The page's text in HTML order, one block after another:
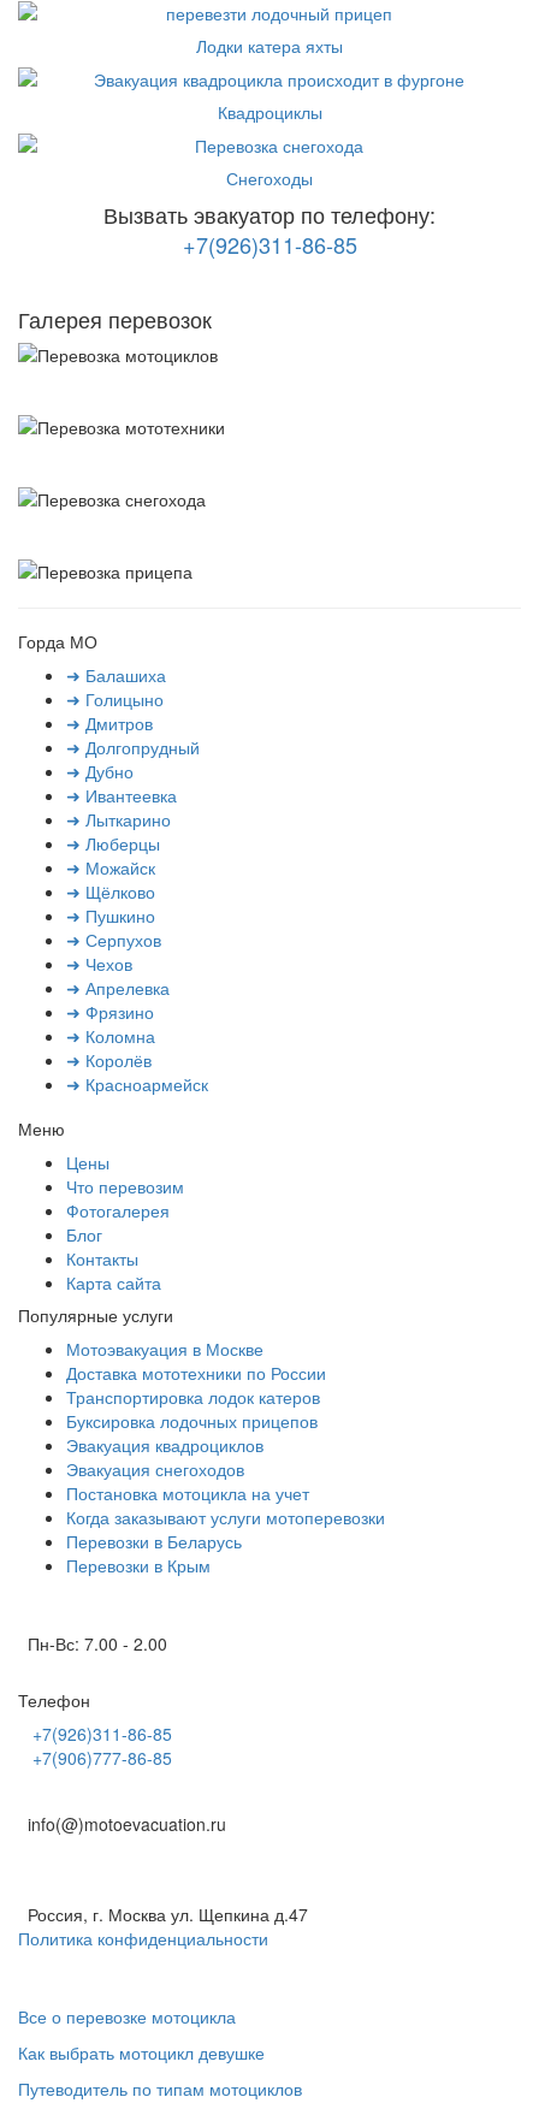
Лодки катера яхты
Квадроциклы
Снегоходы
Вызвать эвакуатор по телефону:
+7(926)311-86-85
Галерея перевозок
Горда МО
➜ Балашиха
➜ Голицыно
➜ Дмитров
➜ Долгопрудный
➜ Дубно
➜ Ивантеевка
➜ Лыткарино
➜ Люберцы
➜ Можайск
➜ Щёлково
➜ Пушкино
➜ Серпухов
➜ Чехов
➜ Апрелевка
➜ Фрязино
➜ Коломна
➜ Королёв
➜ Красноармейск
Меню
Цены
Что перевозим
Фотогалерея
Блог
Контакты
Карта сайта
Популярные услуги
Мотоэвакуация в Москве
Доставка мототехники по России
Транспортировка лодок катеров
Буксировка лодочных прицепов
Эвакуация квадроциклов
Эвакуация снегоходов
Постановка мотоцикла на учет
Когда заказывают услуги мотоперевозки
Перевозки в Беларусь
Перевозки в Крым
Пн-Вс: 7.00 - 2.00
Телефон
+7(926)311-86-85
+7(906)777-86-85
info(@)motoevacuation.ru
Россия, г. Москва ул. Щепкина д.47
Политика конфиденциальности
Все о перевозке мотоцикла
Как выбрать мотоцикл девушке
Путеводитель по типам мотоциклов